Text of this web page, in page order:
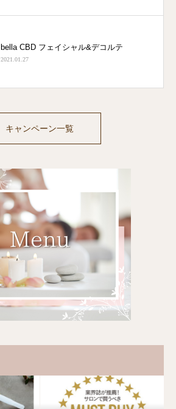
bella CBD フェイシャル&デコルテ
2021.01.27
キャンペーン一覧